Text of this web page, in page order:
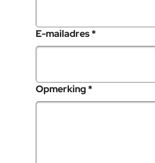
E-mailadres*
Opmerking*